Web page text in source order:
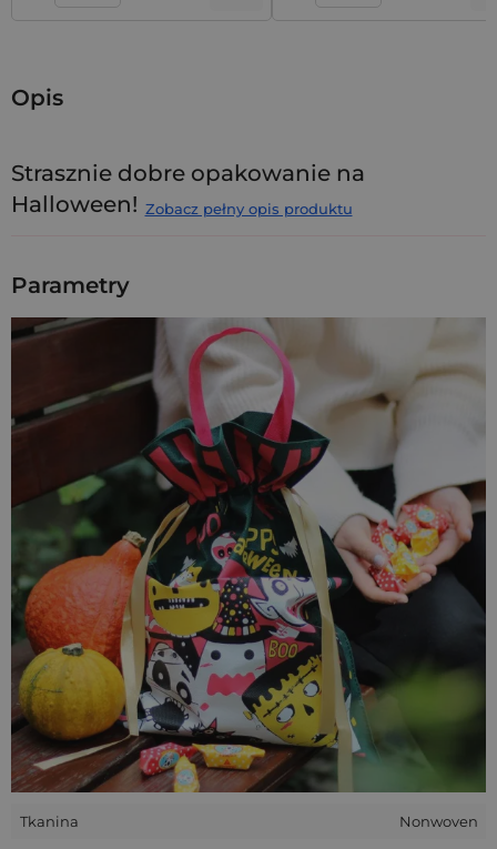
Opis
Strasznie dobre opakowanie na
Halloween!
Halloween! To nie tylko praktyczne opakowanie, ale przede
wszystkim świetny sposób na budowanie klimatu - od razu
po wrzuceniu pierwszego cukierka czy upominku.
dynie, urocze duchy, nietoperze w locie?
ożyje na trwałej tkaninie non woven, tworząc efekt WOW w
punktach sprzedaży, podczas eventów czy kampanii
promocyjnych.
Wyrazisty nadruk, który robi klimat
Personalizowane worki z nadrukiem Halloween
to sposób
na stworzenie opakowania, które przyciąga wzrok i budzi
emocje. Niezależnie czy zdecydujesz się na klasyczną dynię,
urocze duchy czy grafikę w stylu retro - nasz zespół zadba o
idealne odwzorowanie Twojej wizji. A jeśli jeszcze nie masz
projektu - przygotujemy go dla Ciebie w ramach bezpłatnej
wizualizacji!
Halloweenowy marketing wielkiego
formatu dla Twojej firmy
Chcesz, aby Twoja sezonowa kampania marketingowa
naprawdę zapadła w pamięć? Postaw naduże worki z
nadrukiem na Halloween. Ich rozmiar gwarantuje
widoczność - idealnie nadają się do pakowania większych
zestawów promocyjnych
, wygranych w konkursach czy jako
Zobacz pełny opis produktu
Parametry
Tkanina
Nonwoven